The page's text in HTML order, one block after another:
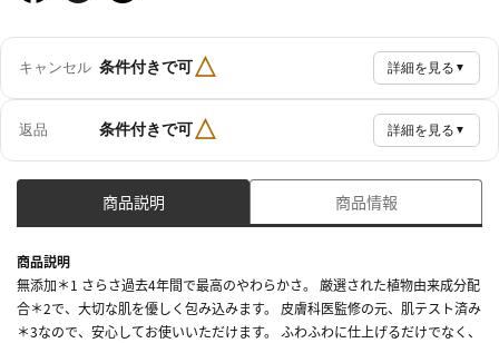
キャンセル 条件付きで可△ 詳細を見る ▼
返品 条件付きで可△ 詳細を見る ▼
商品説明 商品情報
商品説明
無添加＊1 さらさ過去4年間で最高のやわらかさ。 厳選された植物由来成分配
合＊2で、大切な肌を優しく包み込みます。 皮膚科医監修の元、肌テスト済み
＊3なので、安心してお使いいただけます。 ふわふわに仕上げるだけでなく、